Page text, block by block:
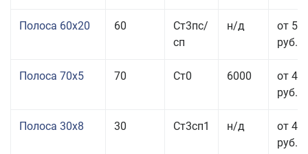
Полоса 60x20 60
Ст3пс/
сп
н/д
от 53
руб.
Полоса 70x5 70 Ст0 6000
от 45
руб.
Полоса 30x8 30 Ст3сп1 н/д
от 44
руб.